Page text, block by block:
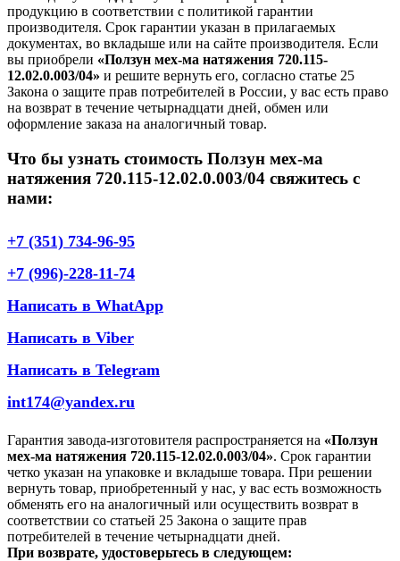
продукцию в соответствии с политикой гарантии
производителя. Срок гарантии указан в прилагаемых
документах, во вкладыше или на сайте производителя. Если
вы приобрели «Ползун мех-ма натяжения 720.115-
12.02.0.003/04» и решите вернуть его, согласно статье 25
Закона о защите прав потребителей в России, у вас есть право
на возврат в течение четырнадцати дней, обмен или
оформление заказа на аналогичный товар.
Что бы узнать стоимость Ползун мех-ма
натяжения 720.115-12.02.0.003/04 свяжитесь с
нами:
+7 (351) 734-96-95
+7 (996)-228-11-74
Написать в WhatApp
Написать в Viber
Написать в Telegram
int174@yandex.ru
Гарантия завода-изготовителя распространяется на «Ползун
мех-ма натяжения 720.115-12.02.0.003/04». Срок гарантии
четко указан на упаковке и вкладыше товара. При решении
вернуть товар, приобретенный у нас, у вас есть возможность
обменять его на аналогичный или осуществить возврат в
соответствии со статьей 25 Закона о защите прав
потребителей в течение четырнадцати дней.
При возврате, удостоверьтесь в следующем: